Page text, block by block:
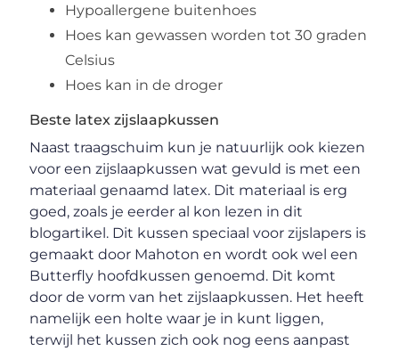
Hypoallergene buitenhoes
Hoes kan gewassen worden tot 30 graden
Celsius
Hoes kan in de droger
Beste latex zijslaapkussen
Naast traagschuim kun je natuurlijk ook kiezen
voor een zijslaapkussen wat gevuld is met een
materiaal genaamd latex. Dit materiaal is erg
goed, zoals je eerder al kon lezen in dit
blogartikel. Dit kussen speciaal voor zijslapers is
gemaakt door Mahoton en wordt ook wel een
Butterfly hoofdkussen genoemd. Dit komt
door de vorm van het zijslaapkussen. Het heeft
namelijk een holte waar je in kunt liggen,
terwijl het kussen zich ook nog eens aanpast